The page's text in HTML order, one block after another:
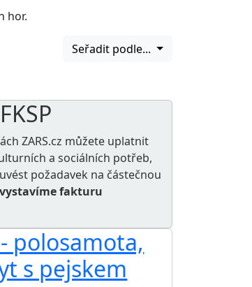
hor.
Seřadit podle...
ZARS.cz můžete uplatnit
a sociálních potřeb,
požadavek na částečnou
vystavíme fakturu
polosamota,
s pejskem